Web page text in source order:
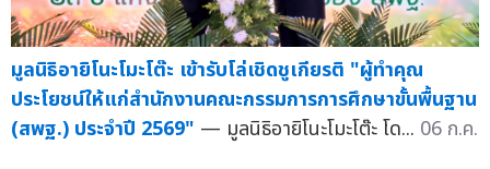
มูลนิธิอายิโนะโมะโต๊ะ เข้ารับโล่เชิดชูเกียรติ "ผู้ทำคุณ
ประโยชน์ให้แก่สำนักงานคณะกรรมการการศึกษาขั้นพื้นฐาน
(สพฐ.) ประจำปี 2569" — มูลนิธิอายิโนะโมะโต๊ะ โด... 06 ก.ค.